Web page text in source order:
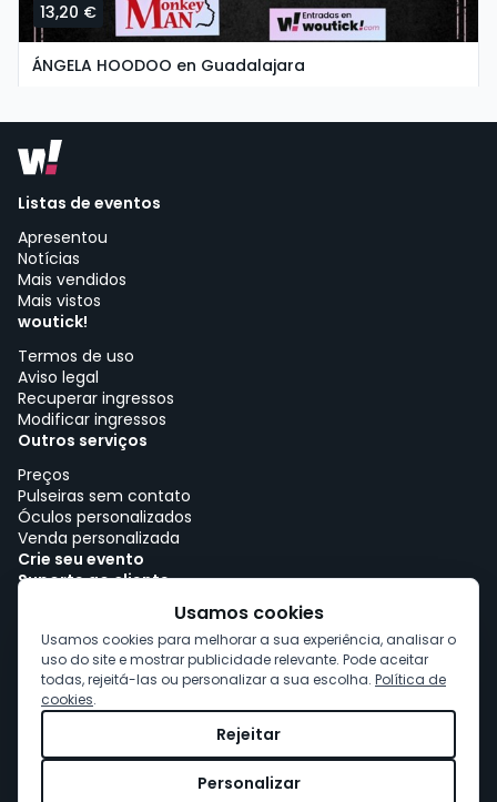
13,20 €
ÁNGELA HOODOO en Guadalajara
Listas de eventos
Apresentou
Notícias
Mais vendidos
Mais vistos
woutick!
Termos de uso
Aviso legal
Recuperar ingressos
Modificar ingressos
Outros serviços
Preços
Pulseiras sem contato
Óculos personalizados
Venda personalizada
Crie seu evento
Suporte ao cliente
Trabalhe com woutick!
Consentimento de cookies
Usamos cookies
Usamos cookies para melhorar a sua experiência, analisar o
uso do site e mostrar publicidade relevante. Pode aceitar
todas, rejeitá-las ou personalizar a sua escolha. Política de
cookies.
Rejeitar
Personalizar